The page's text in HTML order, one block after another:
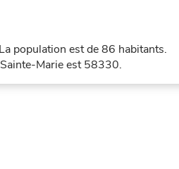
population est de 86 habitants.
Marie est 58330.